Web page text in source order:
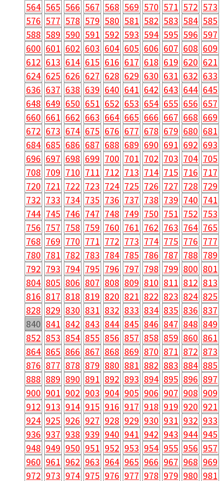
564 565 566 567 568 569 570 571 572 573
576 577 578 579 580 581 582 583 584 585
588 589 590 591 592 593 594 595 596 597
600 601 602 603 604 605 606 607 608 609
612 613 614 615 616 617 618 619 620 621
624 625 626 627 628 629 630 631 632 633
636 637 638 639 640 641 642 643 644 645
648 649 650 651 652 653 654 655 656 657
660 661 662 663 664 665 666 667 668 669
672 673 674 675 676 677 678 679 680 681
684 685 686 687 688 689 690 691 692 693
696 697 698 699 700 701 702 703 704 705
708 709 710 711 712 713 714 715 716 717
720 721 722 723 724 725 726 727 728 729
732 733 734 735 736 737 738 739 740 741
744 745 746 747 748 749 750 751 752 753
756 757 758 759 760 761 762 763 764 765
768 769 770 771 772 773 774 775 776 777
780 781 782 783 784 785 786 787 788 789
792 793 794 795 796 797 798 799 800 801
804 805 806 807 808 809 810 811 812 813
816 817 818 819 820 821 822 823 824 825
828 829 830 831 832 833 834 835 836 837
840 841 842 843 844 845 846 847 848 849
852 853 854 855 856 857 858 859 860 861
864 865 866 867 868 869 870 871 872 873
876 877 878 879 880 881 882 883 884 885
888 889 890 891 892 893 894 895 896 897
900 901 902 903 904 905 906 907 908 909
912 913 914 915 916 917 918 919 920 921
924 925 926 927 928 929 930 931 932 933
936 937 938 939 940 941 942 943 944 945
948 949 950 951 952 953 954 955 956 957
960 961 962 963 964 965 966 967 968 969
972 973 974 975 976 977 978 979 980 981